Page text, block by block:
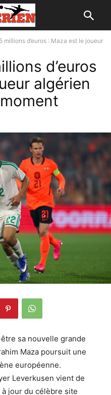
millions d’euros : Maza est le joueur
d’euros
algérien
sa nouvelle grande
Maza poursuit une
européenne.
Leverkusen vient de
jour du célèbre site